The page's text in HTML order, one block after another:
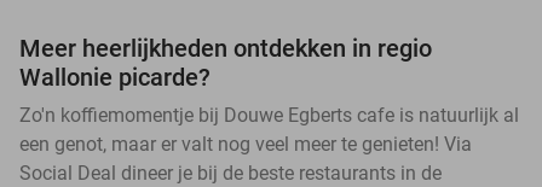
Meer heerlijkheden ontdekken in regio
Wallonie picarde?
Zo'n koffiemomentje bij Douwe Egberts cafe is natuurlijk al
een genot, maar er valt nog veel meer te genieten! Via
Social Deal dineer je bij de beste restaurants in de